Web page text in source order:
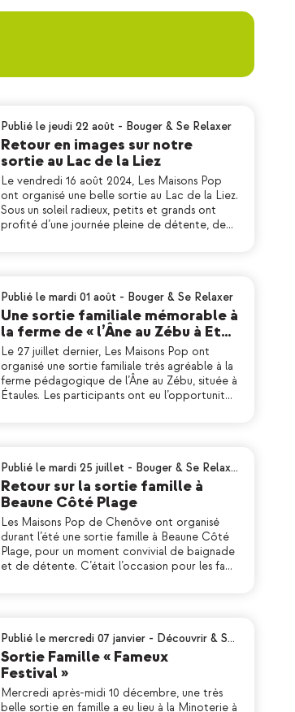
Publié le jeudi 22 août - Bouger & Se Relaxer
Retour en images sur notre
sortie au Lac de la Liez
Le vendredi 16 août 2024, Les Maisons Pop
ont organisé une belle sortie au Lac de la Liez.
Sous un soleil radieux, petits et grands ont
profité d’une journée pleine de détente, de…
Publié le mardi 01 août - Bouger & Se Relaxer
Une sortie familiale mémorable à
la ferme de « l’Âne au Zébu à Et…
Le 27 juillet dernier, Les Maisons Pop ont
organisé une sortie familiale très agréable à la
ferme pédagogique de l’Âne au Zébu, située à
Étaules. Les participants ont eu l’opportunit…
Publié le mardi 25 juillet - Bouger & Se Relax…
Retour sur la sortie famille à
Beaune Côté Plage
Les Maisons Pop de Chenôve ont organisé
durant l’été une sortie famille à Beaune Côté
Plage, pour un moment convivial de baignade
et de détente. C’était l’occasion pour les fa…
Publié le mercredi 07 janvier - Découvrir & S…
Sortie Famille « Fameux
Festival »
Mercredi après-midi 10 décembre, une très
belle sortie en famille a eu lieu à la Minoterie à